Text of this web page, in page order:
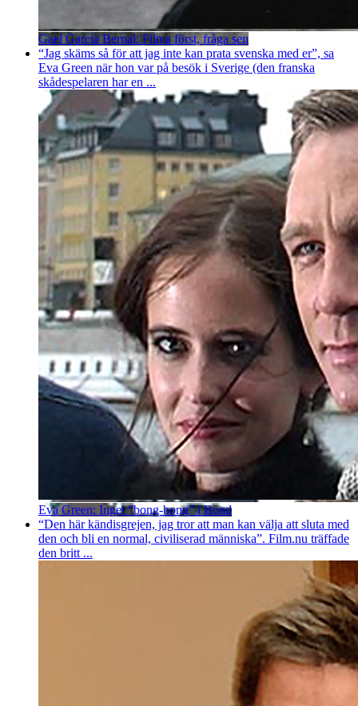
Gael García Bernal: Filma först, fråga sen
“Jag skäms så för att jag inte kan prata svenska med er”, sa
Eva Green när hon var på besök i Sverige (den franska
skådespelaren har en ...
Eva Green: Inget “bong-bong” i Bond
“Den här kändisgrejen, jag tror att man kan välja att sluta med
den och bli en normal, civiliserad människa”. Film.nu träffade
den britt ...